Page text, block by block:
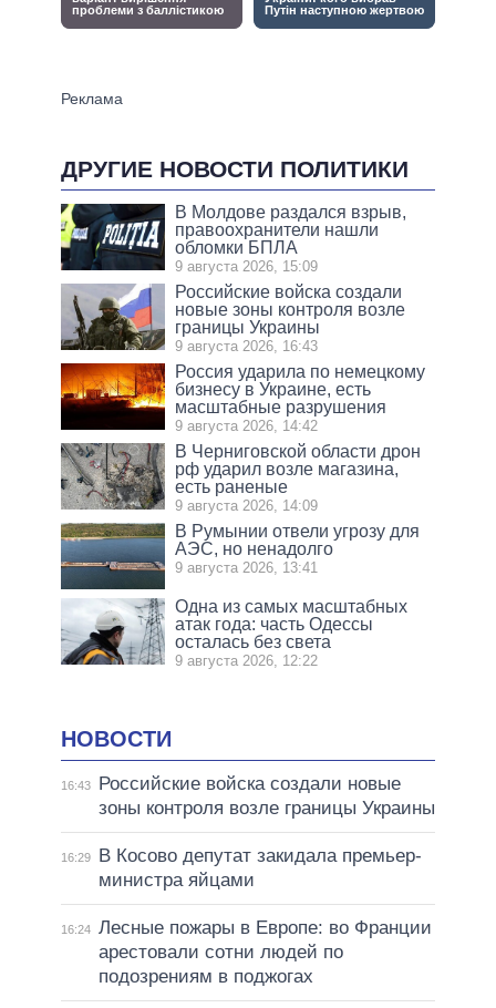
ДРУГИЕ НОВОСТИ ПОЛИТИКИ
В Молдове раздался взрыв,
правоохранители нашли
обломки БПЛА
9 августа 2026, 15:09
Российские войска создали
новые зоны контроля возле
границы Украины
9 августа 2026, 16:43
Россия ударила по немецкому
бизнесу в Украине, есть
масштабные разрушения
9 августа 2026, 14:42
В Черниговской области дрон
рф ударил возле магазина,
есть раненые
9 августа 2026, 14:09
В Румынии отвели угрозу для
АЭС, но ненадолго
9 августа 2026, 13:41
Одна из самых масштабных
атак года: часть Одессы
осталась без света
9 августа 2026, 12:22
НОВОСТИ
16:43
Российские войска создали новые
зоны контроля возле границы Украины
16:29
В Косово депутат закидала премьер-
министра яйцами
16:24 Лесные пожары в Европе: во Франции
арестовали сотни людей по
подозрениям в поджогах